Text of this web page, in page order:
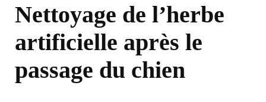
Nettoyage de l’herbe
artificielle après le
passage du chien